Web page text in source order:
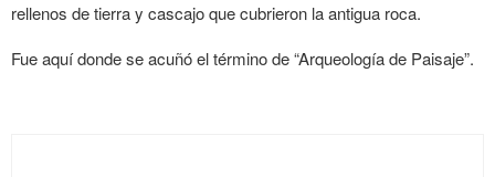
rellenos de tierra y cascajo que cubrieron la antigua roca.
Fue aquí donde se acuñó el término de “Arqueología de Paisaje”.